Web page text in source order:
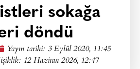
sokağa
döndü
Yayın tarihi: 3 Eylül 2020, 11:45
12 Haziran 2026, 12:47